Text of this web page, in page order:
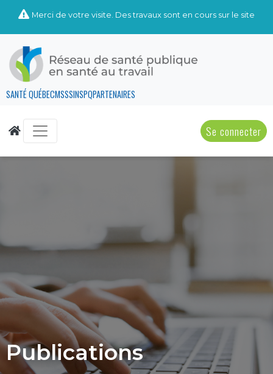
Merci de votre visite. Des travaux sont en cours sur le site
SANTÉ QUÉBECMSSSINSPQPARTENAIRES
Se connecter
Publications